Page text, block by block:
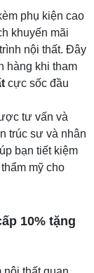
phụ kiện cao
khuyến mãi
nội thất. Đây
hàng khi tham
cực sốc đầu
tư vấn và
trúc sư và nhân
bạn tiết kiệm
mỹ cho
10% tặng